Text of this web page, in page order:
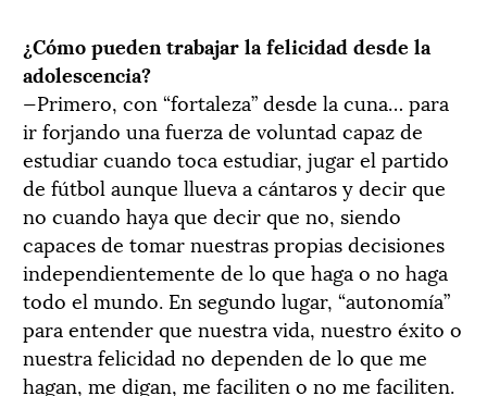
¿Cómo pueden trabajar la felicidad desde la
adolescencia?
—Primero, con “fortaleza” desde la cuna… para
ir forjando una fuerza de voluntad capaz de
estudiar cuando toca estudiar, jugar el partido
de fútbol aunque llueva a cántaros y decir que
no cuando haya que decir que no, siendo
capaces de tomar nuestras propias decisiones
independientemente de lo que haga o no haga
todo el mundo. En segundo lugar, “autonomía”
para entender que nuestra vida, nuestro éxito o
nuestra felicidad no dependen de lo que me
hagan, me digan, me faciliten o no me faciliten.